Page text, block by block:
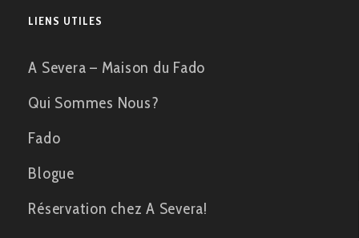
LIENS UTILES
A Severa – Maison du Fado
Qui Sommes Nous?
Fado
Blogue
Réservation chez A Severa!